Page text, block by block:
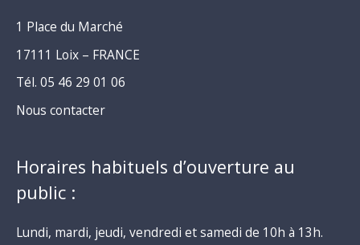
1 Place du Marché
17111 Loix – FRANCE
Tél. 05 46 29 01 06
Nous contacter
Horaires habituels d’ouverture au
public :
Lundi, mardi, jeudi, vendredi et samedi de 10h à 13h.